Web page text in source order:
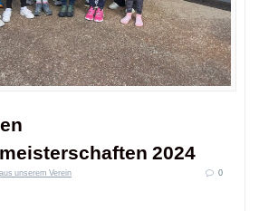
2024
unserem Verein
0